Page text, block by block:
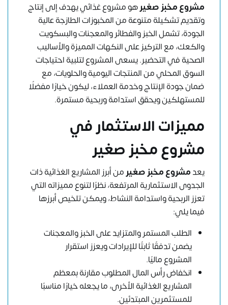
مشروع مخبز صغيرهو مشروع غذائي يهدف إلى إنتاج
وتقديم تشكيلة متنوعة من المخبوزات الطازجة عالية
الجودة، تشمل الخبز والفطائر والمعجنات والبسكويت
والكعك، مع التركيز على النكهات المميزة والأساليب
الصحية في التحضير. يسعى المشروع لتلبية احتياجات
السوق المحلي من المنتجات اليومية والحلويات، مع
ضمان جودة الإنتاج وخدمة العملاء، ليكون خيارًا مفضلًا
للمستهلكين ويحقق استدامة وربحية مستمرة.
مميزات الاستثمار في
مشروع مخبز صغير
يعدمشروع مخبز صغيرمن أبرز المشاريع الغذائية ذات
الجدوى الاستثمارية المرتفعة، نظرًا لتنوع مميزاته التي
تعزز الربحية واستدامة النشاط، ويمكن تلخيص أبرزها
فيما يلي:
الطلب المستمر والمتزايد على الخبز والمعجنات
يضمن تدفقًا ثابتًا للإيرادات ويعزز استقرار
المشروع ماليًا.
انخفاض رأس المال المطلوب مقارنة بمعظم
المشاريع الغذائية الأخرى، ما يجعله خيارًا مناسبًا
للمستثمرين المبتدئين.